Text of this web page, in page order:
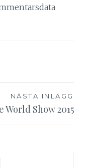
NÄSTA INLÄGG
World Show 2015